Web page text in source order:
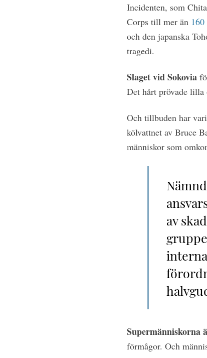
Incidenten, som
Corps till mer än
och den japanska
tragedi.
Slaget vid Sokovia
Det hårt prövade lilla
Och tillbuden har
kölvattnet av Bruce
människor som
av
Supermänniskorna
förmågor. Och